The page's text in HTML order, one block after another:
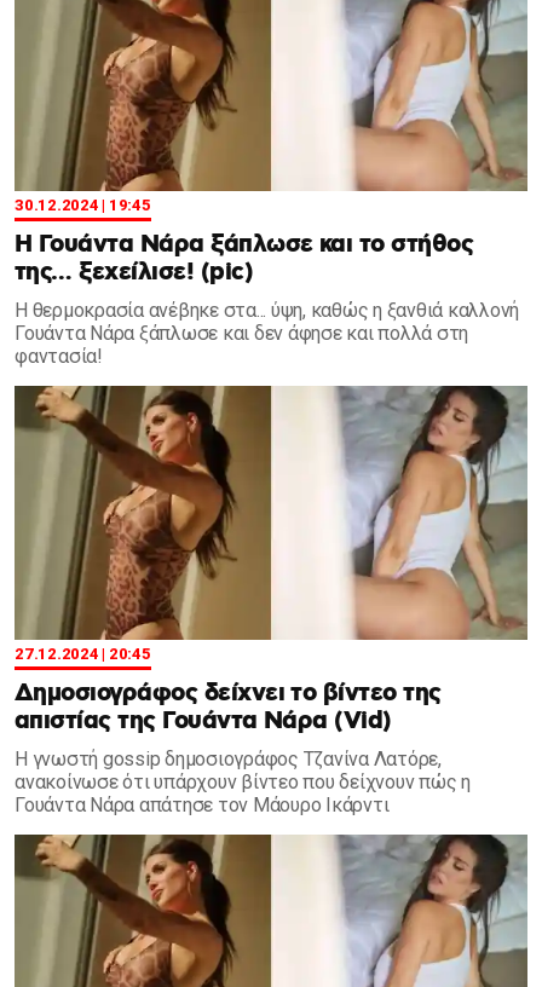
30.12.2024 | 19:45
Η Γουάντα Νάρα ξάπλωσε και το στήθος
της… ξεχείλισε! (pic)
Η θερμοκρασία ανέβηκε στα... ύψη, καθώς η ξανθιά καλλονή
Γουάντα Νάρα ξάπλωσε και δεν άφησε και πολλά στη
φαντασία!
27.12.2024 | 20:45
Δημοσιογράφος δείχνει το βίντεο της
απιστίας της Γουάντα Νάρα (Vid)
Η γνωστή gossip δημοσιογράφος Τζανίνα Λατόρε,
ανακοίνωσε ότι υπάρχουν βίντεο που δείχνουν πώς η
Γουάντα Νάρα απάτησε τον Μάουρο Ικάρντι